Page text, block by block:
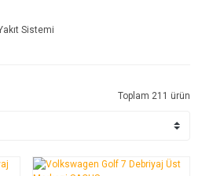
Sistemi
Toplam 211 ürün